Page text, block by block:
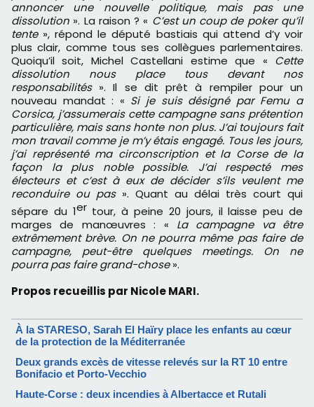
annoncer une nouvelle politique, mais pas une
dissolution ». La raison ? « C’est un coup de poker qu’il
tente», répond le député bastiais qui attend d’y voir
plus clair, comme tous ses collègues parlementaires.
Quoiqu’il soit, Michel Castellani estime que « Cette
dissolution nous place tous devant nos
responsabilités». Il se dit prêt à rempiler pour un
nouveau mandat : « Si je suis désigné par Femu a
Corsica, j’assumerais cette campagne sans prétention
particulière, mais sans honte non plus. J’ai toujours fait
mon travail comme je m’y étais engagé. Tous les jours,
j’ai représenté ma circonscription et la Corse de la
façon la plus noble possible. J’ai respecté mes
électeurs et c’est à eux de décider s’ils veulent me
reconduire ou pas ». Quant au délai très court qui
sépare du 1ertour, à peine 20 jours, il laisse peu de
marges de manœuvres : « La campagne va être
extrêmement brève. On ne pourra même pas faire de
campagne, peut-être quelques meetings. On ne
pourra pas faire grand-chose».
Propos recueillis par Nicole MARI.
À la STARESO, Sarah El Haïry place les enfants au cœur
de la protection de la Méditerranée
Deux grands excès de vitesse relevés sur la RT 10 entre
Bonifacio et Porto-Vecchio
Haute-Corse : deux incendies à Albertacce et Rutali